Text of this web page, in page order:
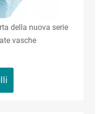
della nuova serie
vasche